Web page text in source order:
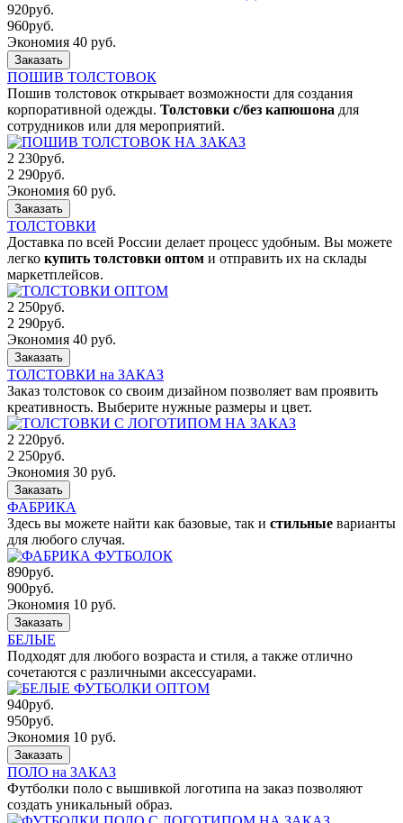
920руб.
960руб.
Экономия 40 руб.
Заказать
ПОШИВ ТОЛСТОВОК
Пошив толстовок открывает возможности для создания
корпоративной одежды. Толстовки с/без капюшона для
сотрудников или для мероприятий.
2 230руб.
2 290руб.
Экономия 60 руб.
Заказать
ТОЛСТОВКИ
Доставка по всей России делает процесс удобным. Вы можете
легко купить толстовки оптом и отправить их на склады
маркетплейсов.
2 250руб.
2 290руб.
Экономия 40 руб.
Заказать
ТОЛСТОВКИ на ЗАКАЗ
Заказ толстовок со своим дизайном позволяет вам проявить
креативность. Выберите нужные размеры и цвет.
2 220руб.
2 250руб.
Экономия 30 руб.
Заказать
ФАБРИКА
Здесь вы можете найти как базовые, так и стильные варианты
для любого случая.
890руб.
900руб.
Экономия 10 руб.
Заказать
БЕЛЫЕ
Подходят для любого возраста и стиля, а также отлично
сочетаются с различными аксессуарами.
940руб.
950руб.
Экономия 10 руб.
Заказать
ПОЛО на ЗАКАЗ
Футболки поло с вышивкой логотипа на заказ позволяют
создать уникальный образ.